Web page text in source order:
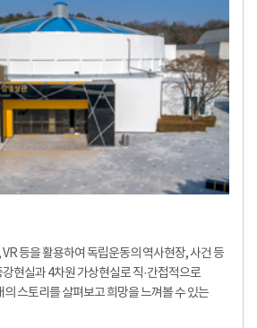
등을 활용하여 독립운동의 역사현장, 사건 등
현실과 4차원 가상현실로 직·간접적으로
스토리를 살펴보고 희망을 느껴볼 수 있는